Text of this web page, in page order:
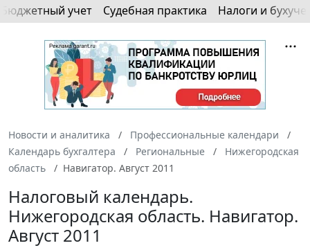
Бюджетный учет Судебная практика Налоги и
Новости и аналитика
Профессиональные календари
Календарь бухгалтера
Региональные
Нижегородская
область
Навигатор. Август 2011
Налоговый календарь.
Нижегородская область. Навигатор.
Август 2011